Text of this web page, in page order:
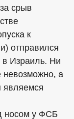
срыв
к
отправился
в Израиль. Ни
невозможно, а
являемся
носом у ФСБ